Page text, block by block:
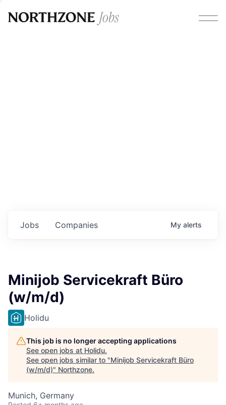
Jobs Companies My alerts
Minijob Servicekraft Büro
(w/m/d)
Holidu
This job is no longer accepting applications
See open jobs at Holidu.
See open jobs similar to "Minijob Servicekraft Büro
(w/m/d)" Northzone.
Munich, Germany